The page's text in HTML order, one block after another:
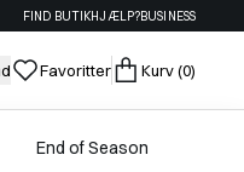
FIND BUTIKHJÆLP?BUSINESS
Favoritter Kurv(0)
End of Season